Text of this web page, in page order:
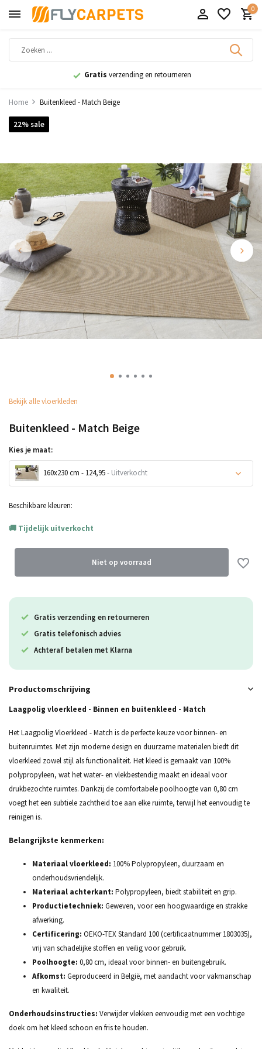
0
Gratis verzending en retourneren
Home Buitenkleed - Match Beige
22% sale
Bekijk alle vloerkleden
Buitenkleed - Match Beige
Kies je maat:
160x230 cm - 124,95- Uitverkocht
Uitverkocht
Beschikbare kleuren:
Tijdelijk uitverkocht
Niet op voorraad
Gratis verzending en retourneren
Gratis telefonisch advies
Achteraf betalen met Klarna
Productomschrijving
Laagpolig vloerkleed - Binnen en buitenkleed - Match
Het Laagpolig Vloerkleed - Match is de perfecte keuze voor binnen- en
buitenruimtes. Met zijn moderne design en duurzame materialen biedt dit
vloerkleed zowel stijl als functionaliteit. Het kleed is gemaakt van 100%
polypropyleen, wat het water- en vlekbestendig maakt en ideaal voor
drukbezochte ruimtes. Dankzij de comfortabele poolhoogte van 0,80 cm
voegt het een subtiele zachtheid toe aan elke ruimte, terwijl het eenvoudig te
reinigen is.
Belangrijkste kenmerken:
Materiaal vloerkleed: 100% Polypropyleen, duurzaam en
onderhoudsvriendelijk.
Materiaal achterkant: Polypropyleen, biedt stabiliteit en grip.
Productietechniek: Geweven, voor een hoogwaardige en strakke
afwerking.
Certificering: OEKO-TEX Standard 100 (certificaatnummer 1803035),
vrij van schadelijke stoffen en veilig voor gebruik.
Poolhoogte: 0,80 cm, ideaal voor binnen- en buitengebruik.
Afkomst: Geproduceerd in België, met aandacht voor vakmanschap
en kwaliteit.
Onderhoudsinstructies: Verwijder vlekken eenvoudig met een vochtige
doek om het kleed schoon en fris te houden.